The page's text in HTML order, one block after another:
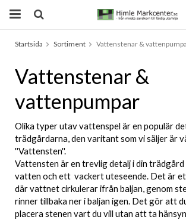
Startsida Sortiment Vattenstenar &
Vattenstenar &
vattenpumpar
Olika typer utav vattenspel är en populär
trädgårdarna, den varitant som vi säljer är
''Vattensten''.
Vattensten är en trevlig detalj i din trädgård
vatten och ett  vackert uteseende. Det är
där vattnet cirkulerar ifrån baljan, genom
rinner tillbaka ner i baljan igen. Det gör att
placera stenen vart du vill utan att ta